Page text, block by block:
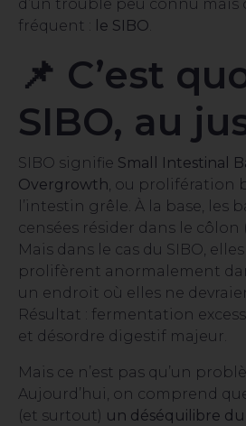
d’un trouble peu connu mais
fréquent : le SIBO.
📌 C’est
SIBO, au
SIBO signifie Small Intestinal
Overgrowth, ou prolifération
l’intestin grêle. À la base, les
censées résider dans le
Mais dans le cas du SIBO,
prolifèrent anormalement
un endroit où elles ne
Résultat : fermentation
et désordre digestif majeur.
Mais ce n’est pas qu’un
Aujourd’hui, on comprend
(et surtout) un déséquilibre